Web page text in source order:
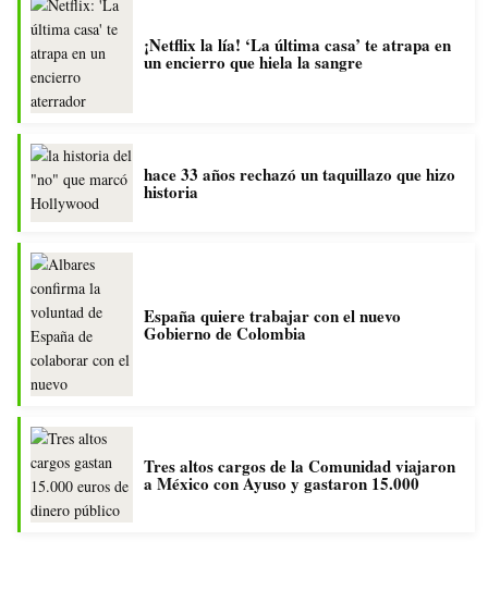
¡Netflix la lía! ‘La última casa’ te atrapa en
un encierro que hiela la sangre
hace 33 años rechazó un taquillazo que hizo
historia
España quiere trabajar con el nuevo
Gobierno de Colombia
Tres altos cargos de la Comunidad viajaron
a México con Ayuso y gastaron 15.000